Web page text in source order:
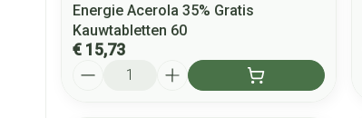
Energie Acerola 35% Gratis
Kauwtabletten 60
€ 15,73